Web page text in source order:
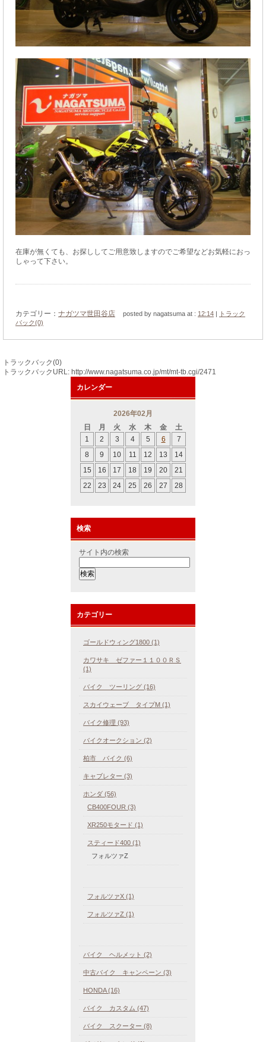
在庫が無くても、お探ししてご用意致しますのでご希望などお気軽におっ
しゃって下さい。
カテゴリー： ナガツマ世田谷店 posted by nagatsuma at : 12:14 |
トラック
バック(0)
トラックバック(0)
トラックバックURL: http://www.nagatsuma.co.jp/mt/mt-tb.cgi/2471
カレンダー
2026年02月
日
月 火 水 木 金
土
1
2 3 4 5 6
7
8
9 10 11 12 13
14
15
16 17 18 19 20
21
22
23 24 25 26 27 28
検索
サイト内の検索
カテゴリー
ゴールドウィング1800 (1)
カワサキ ゼファー１１００ＲＳ
(1)
バイク ツーリング (16)
スカイウェーブ タイプM (1)
バイク修理 (93)
バイクオークション (2)
柏市 バイク (6)
キャブレター (3)
ホンダ (56)
CB400FOUR (3)
XR250モタード (1)
スティード400 (1)
フォルツァZ
フォルツァX (1)
フォルツァZ (1)
バイク ヘルメット (2)
中古バイク キャンペーン (3)
HONDA (16)
バイク カスタム (47)
バイク スクーター (8)